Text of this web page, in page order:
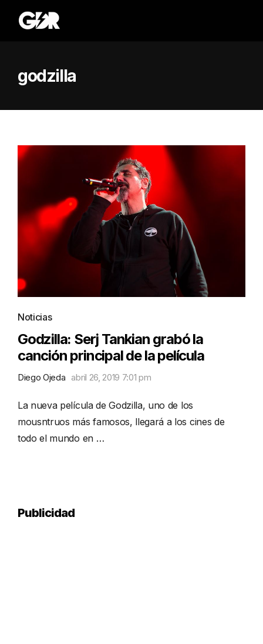
godzilla
Noticias
Godzilla: Serj Tankian grabó la
canción principal de la película
Diego Ojeda abril 26, 2019 7:01 pm
La nueva película de Godzilla, uno de los
mousntruos más famosos, llegará a los cines de
todo el mundo en …
Publicidad